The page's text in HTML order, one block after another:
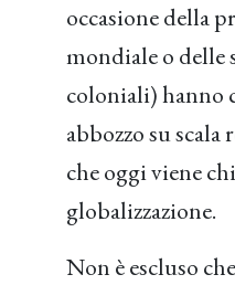
occasione della
mondiale o delle
coloniali) hanno
abbozzo su
che oggi viene
globalizzazione.
Non è escluso